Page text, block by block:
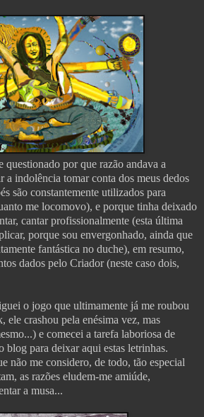
por que razão andava a
a indolência tomar conta dos meus dedos
são constantemente utilizados para
me locomovo), e porque tinha deixado
cantar profissionalmente (esta última
porque sou envergonhado, ainda que
fantástica no duche), em resumo,
dados pelo Criador (neste caso dois,
o jogo que ultimamente já me roubou
ele crashou pela enésima vez, mas
e comecei a tarefa laboriosa de
blog para deixar aqui estas letrinhas.
não me considero, de todo, tão especial
as razões eludem-me amiúde,
a musa...